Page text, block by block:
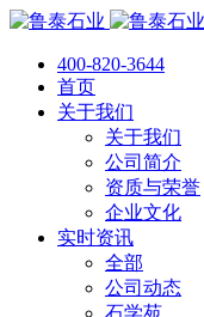
400-820-3644
首页
关于我们
关于我们
公司简介
资质与荣誉
企业文化
实时资讯
全部
公司动态
石学苑